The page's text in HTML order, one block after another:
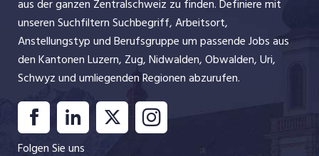
aus der ganzen Zentralschweiz zu finden. Definiere mit
unseren Suchfiltern Suchbegriff, Arbeitsort,
Anstellungstyp und Berufsgruppe um passende Jobs aus
den Kantonen Luzern, Zug, Nidwalden, Obwalden, Uri,
Schwyz und umliegenden Regionen abzurufen.
Folgen Sie uns